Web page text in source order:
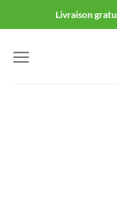
au
contenu
Livraison